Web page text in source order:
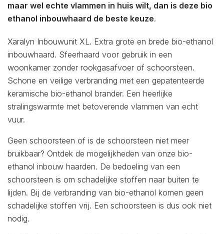
maar wel echte vlammen in huis wilt, dan is deze bio
ethanol inbouwhaard de beste keuze.
Xaralyn Inbouwunit XL. Extra grote en brede bio-ethanol
inbouwhaard. Sfeerhaard voor gebruik in een
woonkamer zonder rookgasafvoer of schoorsteen.
Schone en veilige verbranding met een gepatenteerde
keramische bio-ethanol brander. Een heerlijke
stralingswarmte met betoverende vlammen van echt
vuur.
Geen schoorsteen of is de schoorsteen niet meer
bruikbaar? Ontdek de mogelijkheden van onze bio-
ethanol inbouw haarden. De bedoeling van een
schoorsteen is om schadelijke stoffen naar buiten te
lijden. Bij de verbranding van bio-ethanol komen geen
schadelijke stoffen vrij. Een schoorsteen is dus ook niet
nodig.